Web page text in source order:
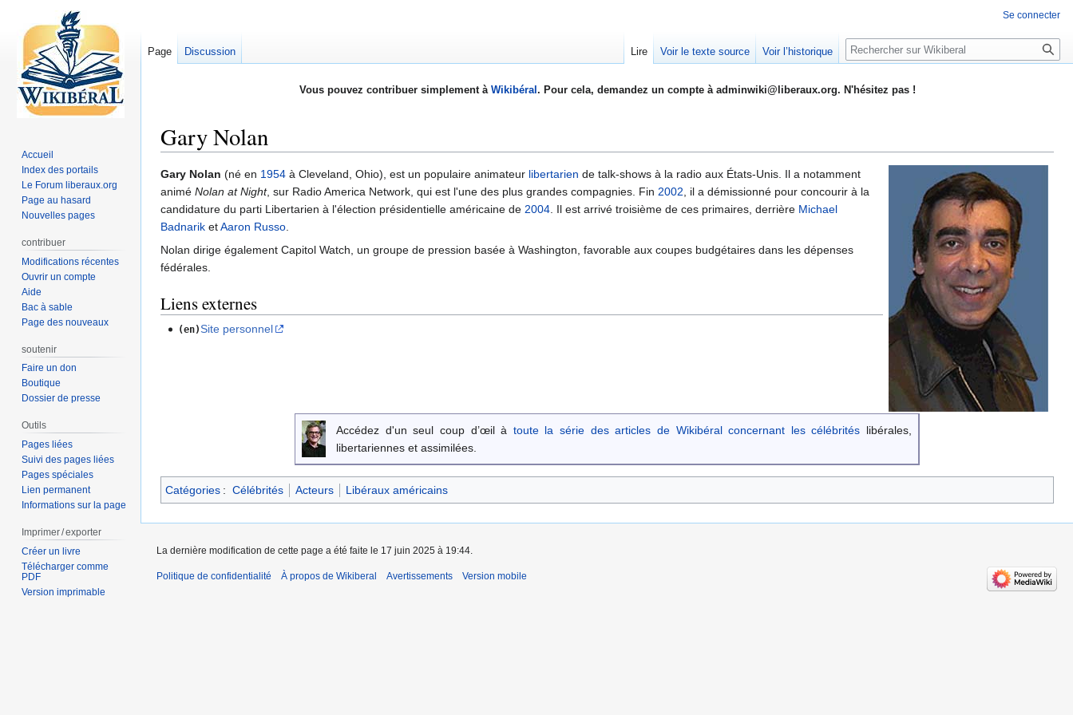
Vous pouvez contribuer simplement à Wikibéral . Pour cela, demandez un compte à adminwiki@liberaux.org. N'hésitez pas !
Gary Nolan
Aller
à
la
navigation
Aller
à
la
recherche
Gary Nolan (né en 1954 à Cleveland, Ohio), est un populaire animateur libertarien de talk-shows à la radio aux États-Unis. Il a notamment
animé Nolan at Night, sur Radio America Network, qui est l'une des plus grandes compagnies. Fin 2002, il a démissionné pour concourir à la
candidature du parti Libertarien à l'élection présidentielle américaine de 2004. Il est arrivé troisième de ces primaires, derrière Michael
Badnarik etAaron Russo.
Nolan dirige également Capitol Watch, un groupe de pression basée à Washington, favorable aux coupes budgétaires dans les dépenses
fédérales.
Liens externes
(en)Site personnel
Accédez d'un seul coup d’œil à toute la série des articles de Wikibéral concernant les célébrités libérales,
libertariennes et assimilées.
Catégories : Célébrités Acteurs Libéraux américains
Se connecter
Page Discussion Lire Voir le texte source Voir l’historique Rechercher
Accueil
Index des portails
Le Forum liberaux.org
Page au hasard
Nouvelles pages
contribuer
Modifications récentes
Ouvrir un compte
Aide
Bac à sable
Page des nouveaux
soutenir
Faire un don
Boutique
Dossier de presse
Outils
Pages liées
Suivi des pages liées
Pages spéciales
Lien permanent
Informations sur la page
Imprimer / exporter
Créer un livre
Télécharger comme
PDF
Version imprimable
La dernière modification de cette page a été faite le 17 juin 2025 à 19:44.
Politique de confidentialité À propos de Wikiberal Avertissements Version mobile